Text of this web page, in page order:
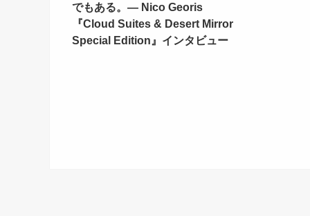
でもある。— Nico Georis
『Cloud Suites & Desert Mirror
Special Edition』インタビュー